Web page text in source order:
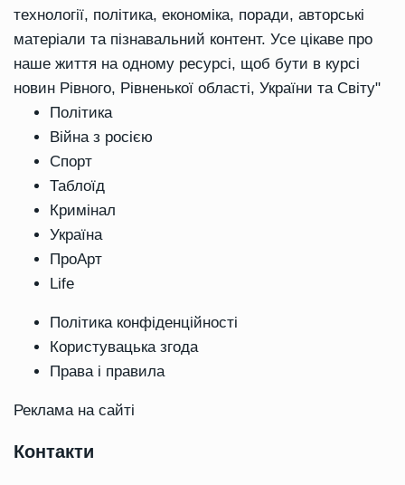
технології, політика, економіка, поради, авторські
матеріали та пізнавальний контент. Усе цікаве про
наше життя на одному ресурсі, щоб бути в курсі
новин Рівного, Рівненької області, України та Світу"
Політика
Війна з росією
Спорт
Таблоїд
Кримінал
Україна
ПроАрт
Life
Політика конфіденційності
Користувацька згода
Права і правила
Реклама на сайті
Контакти